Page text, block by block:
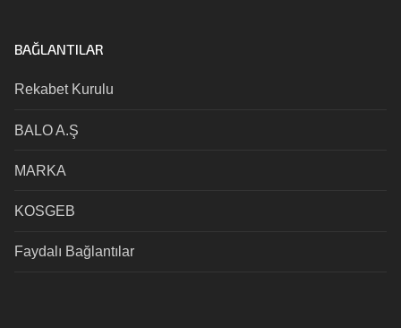
BAĞLANTILAR
Rekabet Kurulu
BALO A.Ş
MARKA
KOSGEB
Faydalı Bağlantılar